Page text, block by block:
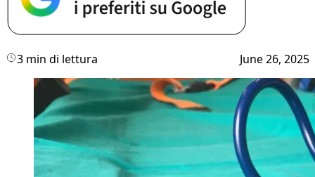
3 min di lettura June 26, 2025